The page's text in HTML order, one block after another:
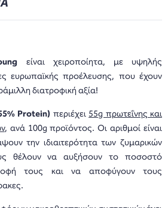
είναι χειροποίητα, με υψηλής
ευρωπαϊκής προέλευσης, που έχουν
διατροφική αξία!
Protein) περιέχει55g πρωτεΐνης και
, ανά 100g προϊόντος. Οι αριθμοί είναι
την ιδιαιτερότητα των ζυμαρικών
θέλουν να αυξήσουν το ποσοστό
τους και να αποφύγουν τους